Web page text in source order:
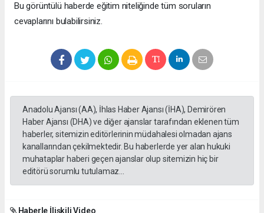
Bu görüntülü haberde eğitim niteliğinde tüm soruların
cevaplarını bulabilirsiniz.
Anadolu Ajansı (AA), İhlas Haber Ajansı (İHA), Demirören
Haber Ajansı (DHA) ve diğer ajanslar tarafından eklenen tüm
haberler, sitemizin editörlerinin müdahalesi olmadan ajans
kanallarından çekilmektedir. Bu haberlerde yer alan hukuki
muhataplar haberi geçen ajanslar olup sitemizin hiç bir
editörü sorumlu tutulamaz...
Haberle İlişkili Video